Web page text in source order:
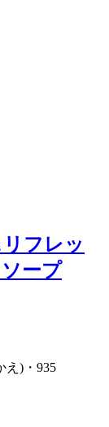
フレッ
ープ
え)・935